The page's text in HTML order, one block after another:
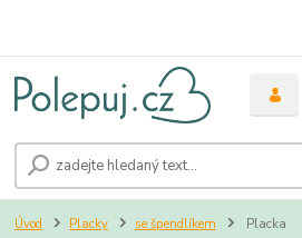
Úvod Placky se špendlíkem Placka